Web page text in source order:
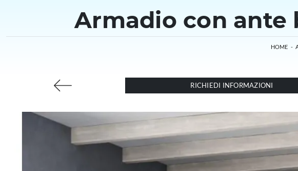
Armadio con ante
HOME -
RICHIEDI INFORMAZIONI